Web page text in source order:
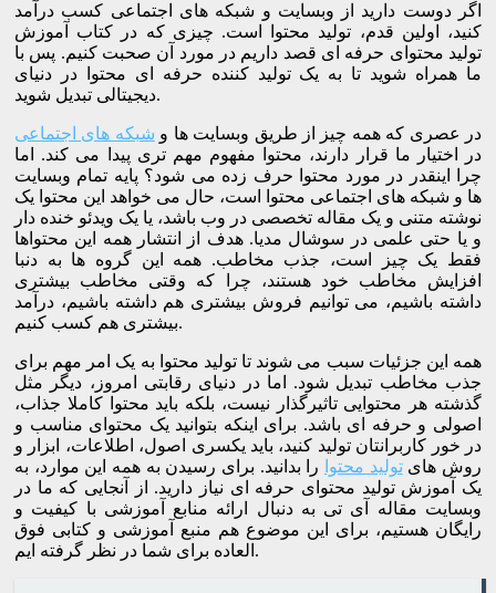
اگر دوست دارید از وبسایت و شبکه های اجتماعی کسب درآمد
کنید، اولین قدم، تولید محتوا است. چیزی که در کتاب آموزش
تولید محتوای حرفه ای قصد داریم در مورد آن صحبت کنیم. پس با
ما همراه شوید تا به یک تولید کننده حرفه ای محتوا در دنیای
دیجیتالی تبدیل شوید.
در عصری که همه چیز از طریق وبسایت ها و شبکه های اجتماعی
در اختیار ما قرار دارند، محتوا مفهوم مهم تری پیدا می کند. اما
چرا اینقدر در مورد محتوا حرف زده می شود؟ پایه تمام وبسایت
ها و شبکه های اجتماعی محتوا است، حال می خواهد این محتوا یک
نوشته متنی و یک مقاله تخصصی در وب باشد، یا یک ویدئو خنده دار
و یا حتی علمی در سوشال مدیا. هدف از انتشار همه این محتواها
فقط یک چیز است، جذب مخاطب. همه این گروه ها به دنبا
افزایش مخاطب خود هستند، چرا که وقتی مخاطب بیشتری
داشته باشیم، می توانیم فروش بیشتری هم داشته باشیم، درآمد
بیشتری هم کسب کنیم.
همه این جزئیات سبب می شوند تا تولید محتوا به یک امر مهم برای
جذب مخاطب تبدیل شود. اما در دنیای رقابتی امروز، دیگر مثل
گذشته هر محتوایی تاثیرگذار نیست، بلکه باید محتوا کاملا جذاب،
اصولی و حرفه ای باشد. برای اینکه بتوانید یک محتوای مناسب و
در خور کاربرانتان تولید کنید، باید یکسری اصول، اطلاعات، ابزار و
روش هایتولید محتوا
را بدانید. برای رسیدن به همه این موارد، به
یک آموزش تولید محتوای حرفه ای نیاز دارید. از آنجایی که ما در
وبسایت مقاله آی تی به دنبال ارائه منابع آموزشی با کیفیت و
رایگان هستیم، برای این موضوع هم منبع آموزشی و کتابی فوق
العاده برای شما در نظر گرفته ایم.